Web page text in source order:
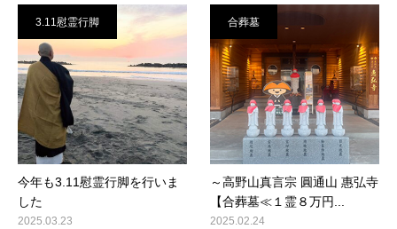
3.11慰霊行脚
今年も3.11慰霊行脚を行いま
した
2025.03.23
合葬墓
～高野山真言宗 圓通山 惠弘寺
【合葬墓≪１霊８万円...
2025.02.24